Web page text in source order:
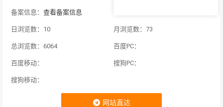
备案信息： 查看备案信息
日浏览数：10 月浏览数：73
总浏览数：6064 百度PC：
百度移动： 搜狗PC：
搜狗移动：
网站直达